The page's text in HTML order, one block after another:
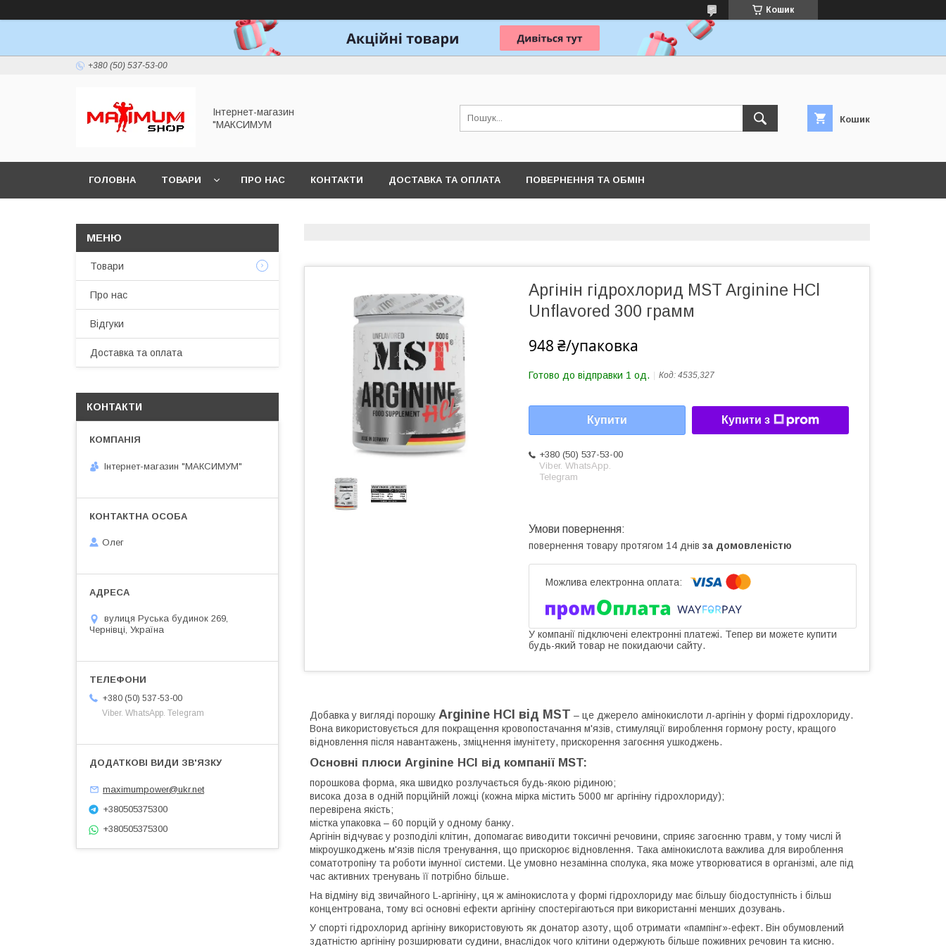
Кошик
+380 (50) 537-53-00
Інтернет-магазин
"МАКСИМУМ
Кошик
ГОЛОВНА ТОВАРИ ПРО НАС КОНТАКТИ ДОСТАВКА ТА ОПЛАТА ПОВЕРНЕННЯ ТА ОБМІН
Аргінін гідрохлорид MST Arginine HCl
Unflavored 300 грамм
948 ₴/упаковка
Готово до відправки 1 од. Код: 4535,327
Купити Купити з
+380 (50) 537-53-00
Viber. WhatsApp.
Telegram
повернення товару протягом 14 днів за домовленістю
У компанії підключені електронні платежі. Тепер ви можете купити
будь-який товар не покидаючи сайту.
Добавка у вигляді порошку Arginine HCl від MST – це джерело амінокислоти л-аргінін у формі гідрохлориду.
Вона використовується для покращення кровопостачання м'язів, стимуляції вироблення гормону росту, кращого
відновлення після навантажень, зміцнення імунітету, прискорення загоєння ушкоджень.
Основні плюси Arginine HCl від компанії MST:
порошкова форма, яка швидко розлучається будь-якою рідиною;
висока доза в одній порційній ложці (кожна мірка містить 5000 мг аргініну гідрохлориду);
перевірена якість;
містка упаковка – 60 порцій у одному банку.
Аргінін відчуває у розподілі клітин, допомагає виводити токсичні речовини, сприяє загоєнню травм, у тому числі й
мікроушкоджень м'язів після тренування, що прискорює відновлення. Така амінокислота важлива для вироблення
соматотропіну та роботи імунної системи. Це умовно незамінна сполука, яка може утворюватися в організмі, але під
час активних тренувань її потрібно більше.
На відміну від звичайного L-аргініну, ця ж амінокислота у формі гідрохлориду має більшу біодоступність і більш
концентрована, тому всі основні ефекти аргініну спостерігаються при використанні менших дозувань.
У спорті гідрохлорид аргініну використовують як донатор азоту, щоб отримати «пампінг»-ефект. Він обумовлений
здатністю аргініну розширювати судини, внаслідок чого клітини одержують більше поживних речовин та кисню.
Товари
Про нас
Відгуки
Доставка та оплата
КОНТАКТИ
Інтернет-магазин "МАКСИМУМ"
Олег
вулиця Руська будинок 269,
Чернівці, Україна
+380 (50) 537-53-00
Viber. WhatsApp. Telegram
maximumpower@ukr.net
+380505375300
+380505375300